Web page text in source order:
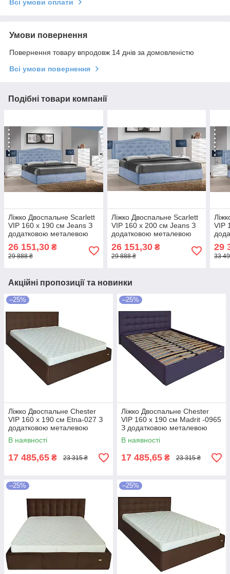
Всі умови оплати
Умови повернення
Повернення товару впродовж 14 днів за домовленістю
Всі умови повернення
Подібні товари компанії
Ліжко Двоспальне Scarlett
VIP 160 х 190 см Jeans З
додатковою металевою
цільнозварною рамою
Синій
26 151,30 ₴
29 888 ₴
Ліжко Двоспальне Scarlett
VIP 160 х 200 см Jeans З
додатковою металевою
цільнозварною рамою
Синій
26 151,30₴
29 888 ₴
VIP
29
33
Акційні пропозиції та новинки
–25%
Ліжко Двоспальне Chester
VIP 160 х 190 см Etna-027 З
додатковою металевою
цільнозварною рамою
Коричневий
В наявності
17 485,65 ₴ 23 315 ₴
–25%
Ліжко Двоспальне Chester
VIP 160 х 190 см Madrit -0965
З додатковою металевою
цільнозварною рамою
Фіолетовий
В наявності
17 485,65 ₴ 23 315 ₴
–25% –25%